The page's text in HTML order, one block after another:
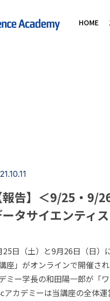
HOME
報告】＜9/25・9/
タサイエンティ
25日（土）と9月26日（日）
座」がオンラインで開催さ
ミー学長の和田陽一郎が「
アカデミーは当講座の全体運